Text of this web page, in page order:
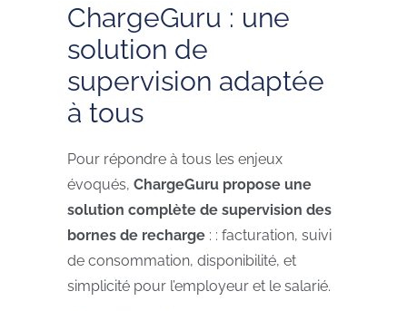
ChargeGuru : une
solution de
supervision adaptée
à tous
Pour répondre à tous les enjeux
évoqués, ChargeGuru propose une
solution complète de supervision des
bornes de recharge : : facturation, suivi
de consommation, disponibilité, et
simplicité pour l’employeur et le salarié.